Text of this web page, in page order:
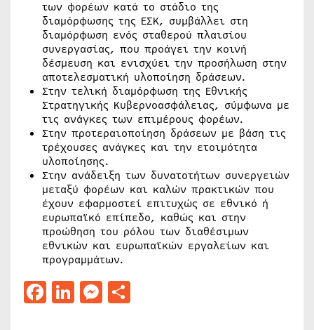
των φορέων κατά το στάδιο της
διαμόρφωσης της ΕΣΚ, συμβάλλει στη
διαμόρφωση ενός σταθερού πλαισίου
συνεργασίας, που προάγει την κοινή
δέσμευση και ενισχύει την προσήλωση στην
αποτελεσματική υλοποίηση δράσεων.
Στην τελική διαμόρφωση της Εθνικής
Στρατηγικής Κυβερνοασφάλειας, σύμφωνα με
τις ανάγκες των επιμέρους φορέων.
Στην προτεραιοποίηση δράσεων με βάση τις
τρέχουσες ανάγκες και την ετοιμότητα
υλοποίησης.
Στην ανάδειξη των δυνατοτήτων συνεργειών
μεταξύ φορέων και καλών πρακτικών που
έχουν εφαρμοστεί επιτυχώς σε εθνικό ή
ευρωπαϊκό επίπεδο, καθώς και στην
προώθηση του ρόλου των διαθέσιμων
εθνικών και ευρωπαϊκών εργαλείων και
προγραμμάτων.
Facebook
LinkedIn
Messenger